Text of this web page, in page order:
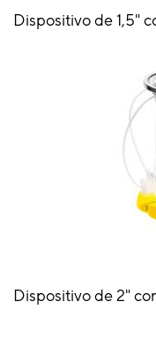
Dispositivo de 1,5"
Dispositivo de 2"